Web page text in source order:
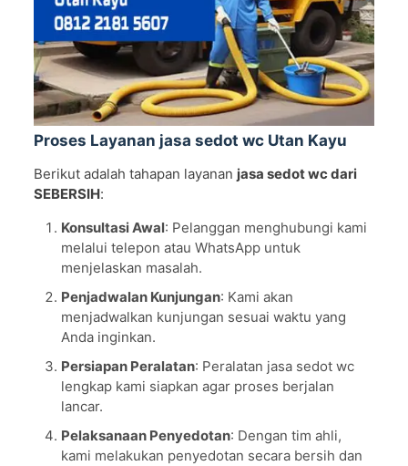
Proses Layanan jasa sedot wc Utan Kayu
Berikut adalah tahapan layanan jasa sedot wc dari
SEBERSIH:
Konsultasi Awal: Pelanggan menghubungi kami
melalui telepon atau WhatsApp untuk
menjelaskan masalah.
Penjadwalan Kunjungan: Kami akan
menjadwalkan kunjungan sesuai waktu yang
Anda inginkan.
Persiapan Peralatan: Peralatan jasa sedot wc
lengkap kami siapkan agar proses berjalan
lancar.
Pelaksanaan Penyedotan: Dengan tim ahli,
kami melakukan penyedotan secara bersih dan